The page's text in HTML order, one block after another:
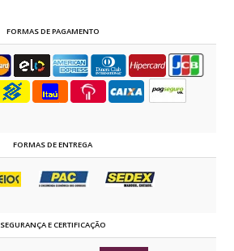
FORMAS DE PAGAMENTO
FORMAS DE ENTREGA
SEGURANÇA E CERTIFICAÇÃO